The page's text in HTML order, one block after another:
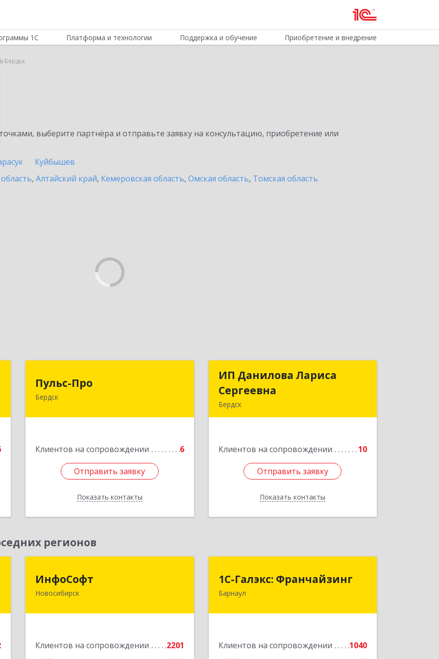
1С Платформа и технологии Поддержка и обучение Приобретение и внедрение
Бердск
выберите партнёра и отправьте заявку на консультацию, приобретение или
Куйбышев
, Алтайский край, Кемеровская область, Омская область, Томская область
Пульс-Про
Бердск
Клиентов на сопровождении 6
Отправить заявку
Показать контакты
633010, Новосибирская обл, Бердск,
Отправить заявку
Назад
ИП Данилова Лариса
Сергеевна
Бердск
Клиентов на сопровождении 10
Отправить заявку
Показать контакты
ИП Данилова Лариса
Подробнее
Отправить заявку
Назад
регионов
ИнфоСофт
Новосибирск
Клиентов на сопровождении
2201
630091, Новосибирская обл,
1С-Галэкс: Франчайзинг
Барнаул
Клиентов на сопровождении
1040
1С-Галэкс: Франчайзинг
656015, Алтайский край, Барнаул г,